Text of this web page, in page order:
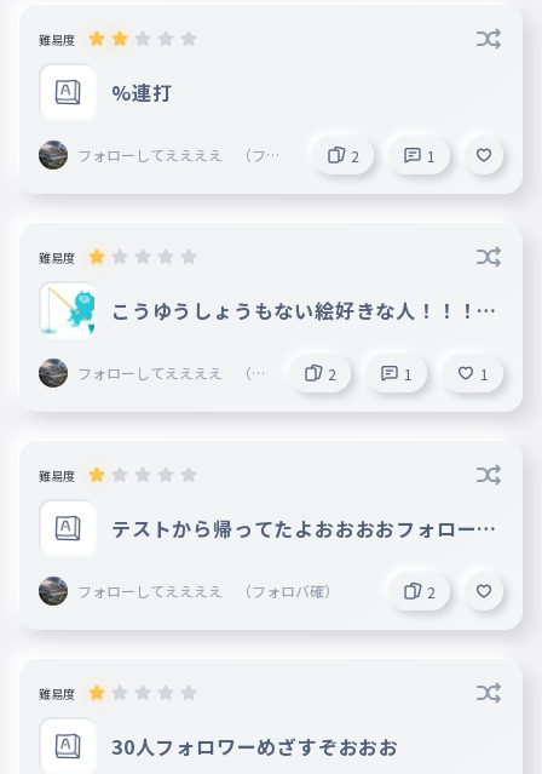
難易度
%連打
フォローしてええええ （フォ
2 1
難易度
こうゆうしょうもない絵好きな人！！！！
フォローしてええええ （フ
2 1 1
難易度
テストから帰ってたよおおおおフォローよ
フォローしてええええ （フォロバ確） 2
難易度
30人フォロワーめざすぞおおお